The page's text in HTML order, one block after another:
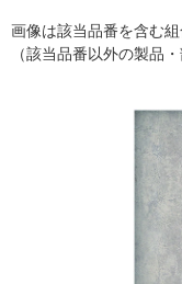
画像は該当品番を含む組
（該当品番以外の製品